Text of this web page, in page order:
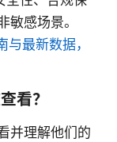
敏感场景。
最新数据，
看？
并理解他们的